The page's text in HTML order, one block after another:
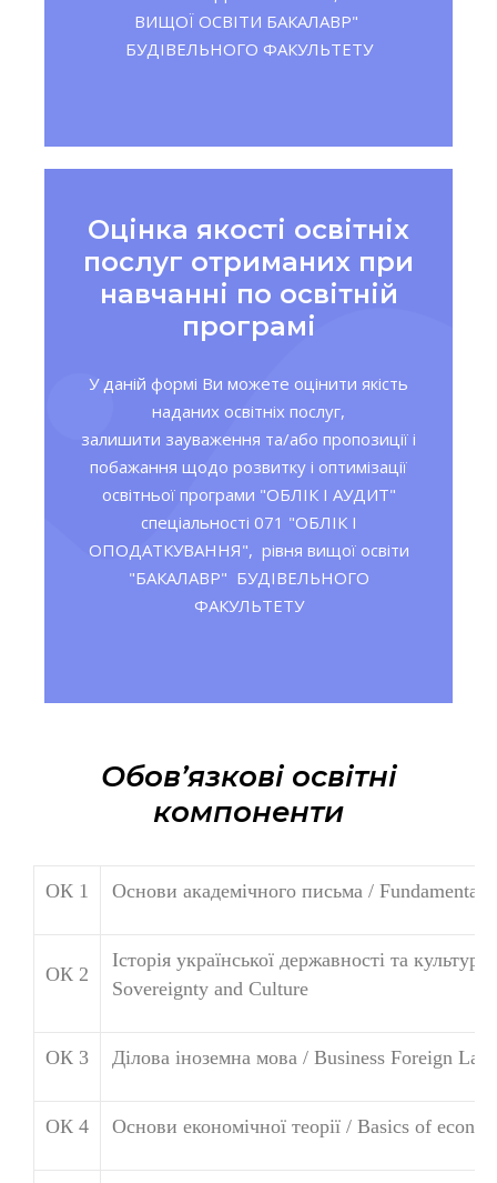
ВИЩОЇ ОСВІТИ БАКАЛАВР"
БУДІВЕЛЬНОГО ФАКУЛЬТЕТУ
Оцінка якості освітніх
послуг отриманих при
навчанні по освітній
програмі
У даній формі Ви можете оцінити якість
наданих освітніх послуг,
залишити зауваження та/або пропозиції і
побажання щодо розвитку і оптимізації
освітньої програми "ОБЛІК І АУДИТ"
спеціальності 071 "ОБЛІК І
ОПОДАТКУВАННЯ", рівня вищої освіти
"БАКАЛАВР" БУДІВЕЛЬНОГО
ФАКУЛЬТЕТУ
Обов’язкові освітні
компоненти
ОК 1 Основи академічного письма /
ОК 2
Історія української державності та
Sovereignty and Culture
ОК 3 Ділова іноземна мова / Business Foreign
ОК 4 Основи економічної теорії / Basics of